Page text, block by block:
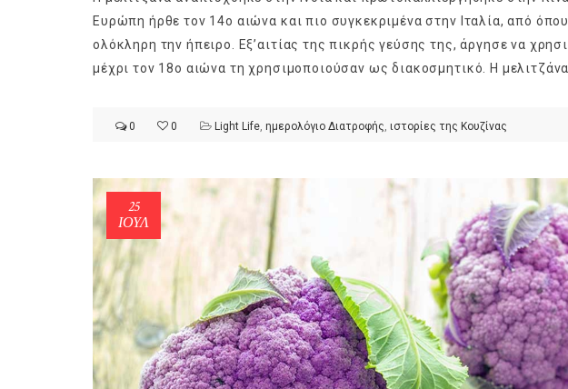
Ευρώπη ήρθε τον 14ο αιώνα και πιο συγκεκριμένα στην Ιταλία, από
ολόκληρη την ήπειρο. Εξ’αιτίας της πικρής γεύσης της, άργησε να
μέχρι τον 18ο αιώνα τη χρησιμοποιούσαν ως διακοσμητικό. Η μελιτζάνα
0 0 Light Life, ημερολόγιο Διατροφής, ιστορίες της Κουζίνας
25
ΙΟΎΛ
λαχανικά; Γνωρίζεις τη διαφορά;
Σύμφωνα με τους βοτανολόγους (είναι
αυτοί που μελετούν τα φυτά), το φρούτο
είναι το μέρος του φυτού που
αναπτύσσεται από.
το
χρώμα
στο